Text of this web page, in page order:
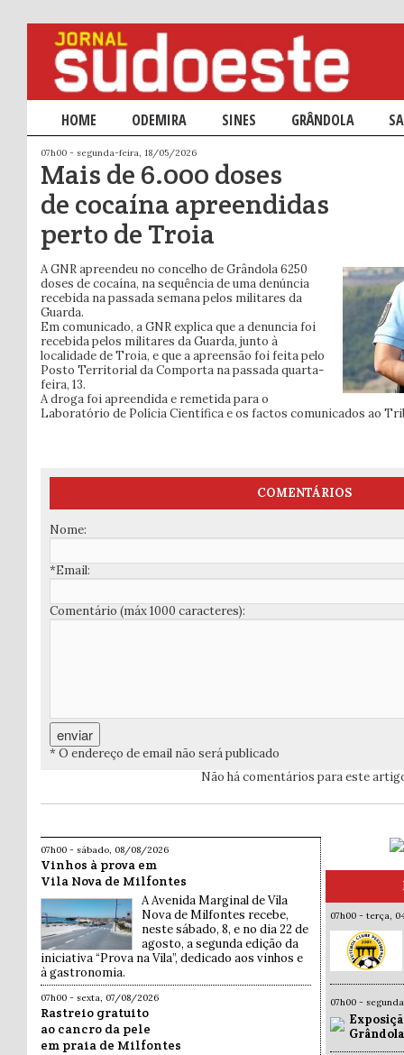
Menu principal
SALTAR PARA O CONTEÚDO PRIMÁRIO
SALTAR PARA O CONTEÚDO SECUNDÁRIO
HOME ODEMIRA SINES GRÂNDOLA
07h00 - segunda-feira, 18/05/2026
Mais de 6.000 doses
de cocaína apreendidas
perto de Troia
A GNR apreendeu no concelho de Grândola 6250
doses de cocaína, na sequência de uma denúncia
recebida na passada semana pelos militares da
Guarda.
Em comunicado, a GNR explica que a denuncia foi
recebida pelos militares da Guarda, junto à
localidade de Troia, e que a apreensão foi feita pelo
Posto Territorial da Comporta na passada quarta-
feira, 13.
A droga foi apreendida e remetida para o
Laboratório de Polícia Científica e os factos comunicados ao
COMENTÁRIOS
Nome:
*Email:
Comentário (máx 1000 caracteres):
* O endereço de email não será publicado
Não há comentários para este
07h00 - sábado, 08/08/2026
Vinhos à prova em
Vila Nova de Milfontes
A Avenida Marginal de Vila
Nova de Milfontes recebe,
neste sábado, 8, e no dia 22 de
agosto, a segunda edição da
iniciativa “Prova na Vila”, dedicado aos vinhos e
à gastronomia.
07h00 - sexta, 07/08/2026
Rastreio gratuito
ao cancro da pele
em praia de Milfontes
07h00 - terça,
07h00 -